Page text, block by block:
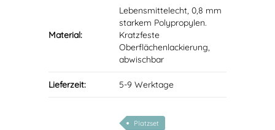
Material:
Lebensmittelecht, 0,8 mm
starkem Polypropylen.
Kratzfeste
Oberflächenlackierung,
abwischbar
Lieferzeit: 5-9 Werktage
Platzset